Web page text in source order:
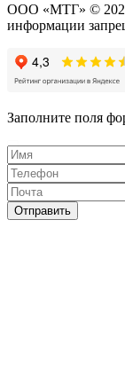
ООО «МТГ» ©
информации
Заполните поля
Отправить